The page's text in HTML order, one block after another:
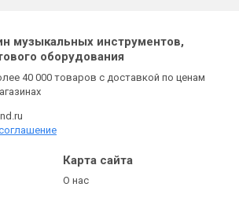
музыкальных инструментов,
оборудования
40 000 товаров с доставкой по ценам
Карта сайта
О нас